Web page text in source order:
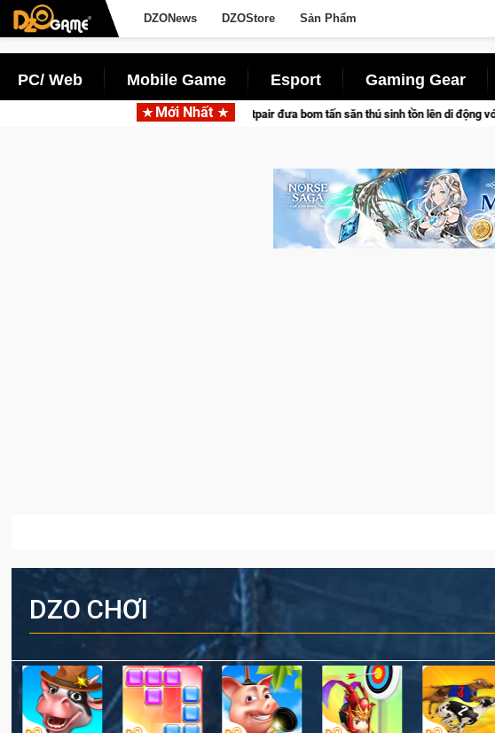
DZONews DZOStore Sản Phẩm
PC/ Web Mobile Game Esport Gaming Gear
Mới Nhất
hợp tác cùng Pocketpair đưa bom tấn săn thú sinh tồn lên di động với tên gọi Palworld Online
DZO CHƠI